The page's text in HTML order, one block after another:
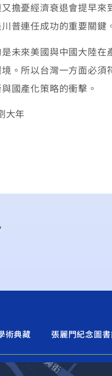
擔憂經濟衰退會提早
普連任成功的重要關鍵
來美國與中國大陸在
。所以台灣一方面必
國產化策略的衝擊。
大年
術典藏 張麗門紀念圖